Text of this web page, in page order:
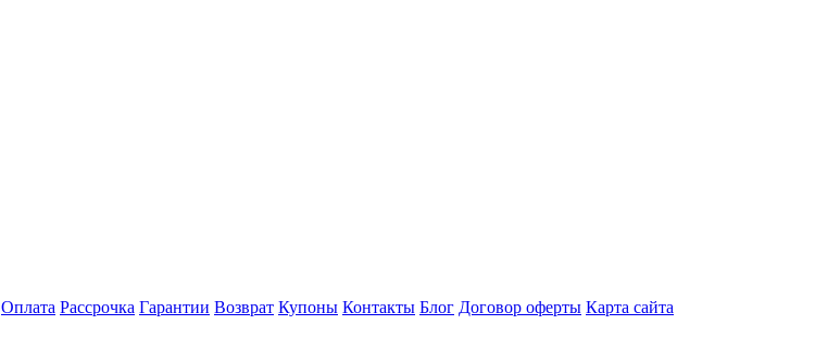
Оплата Рассрочка Гарантии Возврат Купоны Контакты Блог Договор оферты Карта сайта